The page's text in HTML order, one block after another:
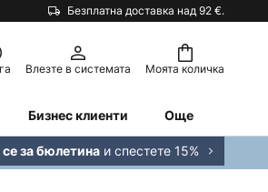
Безплатна доставка над 92 €.
Моята количка
Влезте в системата
Бизнес клиенти Още
за бюлетина и спестете 15%